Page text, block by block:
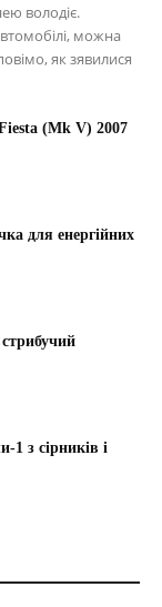
володіє.
можна
як зявилися
(Mk V) 2007
для енергійних
1 з сірників і